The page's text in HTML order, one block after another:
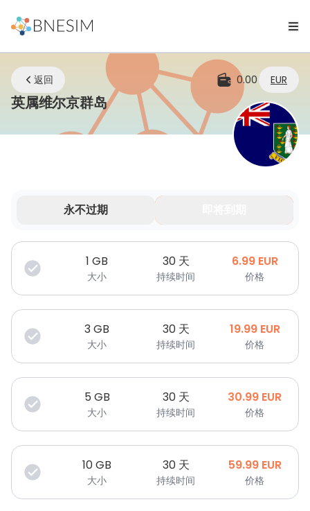
返回 0.00 EUR
英属维尔京群岛eSIM | 无论您身在何处，始终保
永不过期
您的数据在有限时间内有效。
1 GB
大小
30 天
持续时间
6.99 EUR
价格
3GB
大小
30 天
持续时间
19.99 EUR
价格
5 GB
大小
30 天
持续时间
30.99 EUR
价格
10GB
大小
30 天
持续时间
59.99 EUR
价格